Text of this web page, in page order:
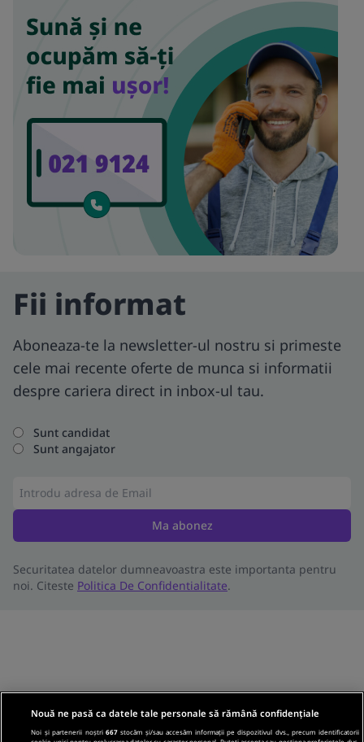
Fii informat
Aboneaza-te la newsletter-ul nostru si primeste
cele mai recente oferte de munca si informatii
despre cariera direct in inbox-ul tau.
Sunt candidat
Sunt angajator
Ma abonez
Securitatea datelor dumneavoastra este importanta pentru
noi. Citeste Politica De Confidentialitate.
Nouă ne pasă ca datele tale personale să rămână confidențiale
Noi și partenerii noștri667 stocăm și/sau accesăm informații pe dispozitivul dvs., precum identificatorii